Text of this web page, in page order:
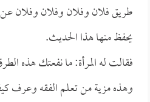
طريق فلان وفلان وفلان وفلان
يحفظ منها هذا الحديث.
فقالت له المرأة: ما نفعتك هذه
وهذه مزية من تعلم الفقه وعرف